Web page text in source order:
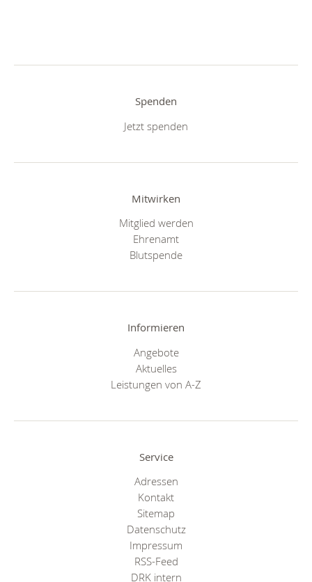
Spenden
Jetzt spenden
Mitwirken
Mitglied werden
Ehrenamt
Blutspende
Informieren
Angebote
Aktuelles
Leistungen von A-Z
Service
Adressen
Kontakt
Sitemap
Datenschutz
Impressum
RSS-Feed
DRK intern